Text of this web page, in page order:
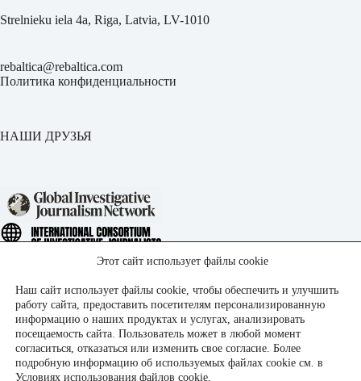
Strelnieku iela 4a, Riga, Latvia, LV-1010
rebaltica@rebaltica.com
Политика конфиденциальности
НАШИ ДРУЗЬЯ
Этот сайт использует файлы cookie
Наш сайт использует файлы cookie, чтобы обеспечить и улучшить
работу сайта, предоставить посетителям персонализированную
информацию о наших продуктах и услугах, анализировать
посещаемость сайта. Пользователь может в любой момент
согласиться, отказаться или изменить свое согласие. Более
подробную информацию об используемых файлах cookie см. в
Условиях использования файлов cookie.